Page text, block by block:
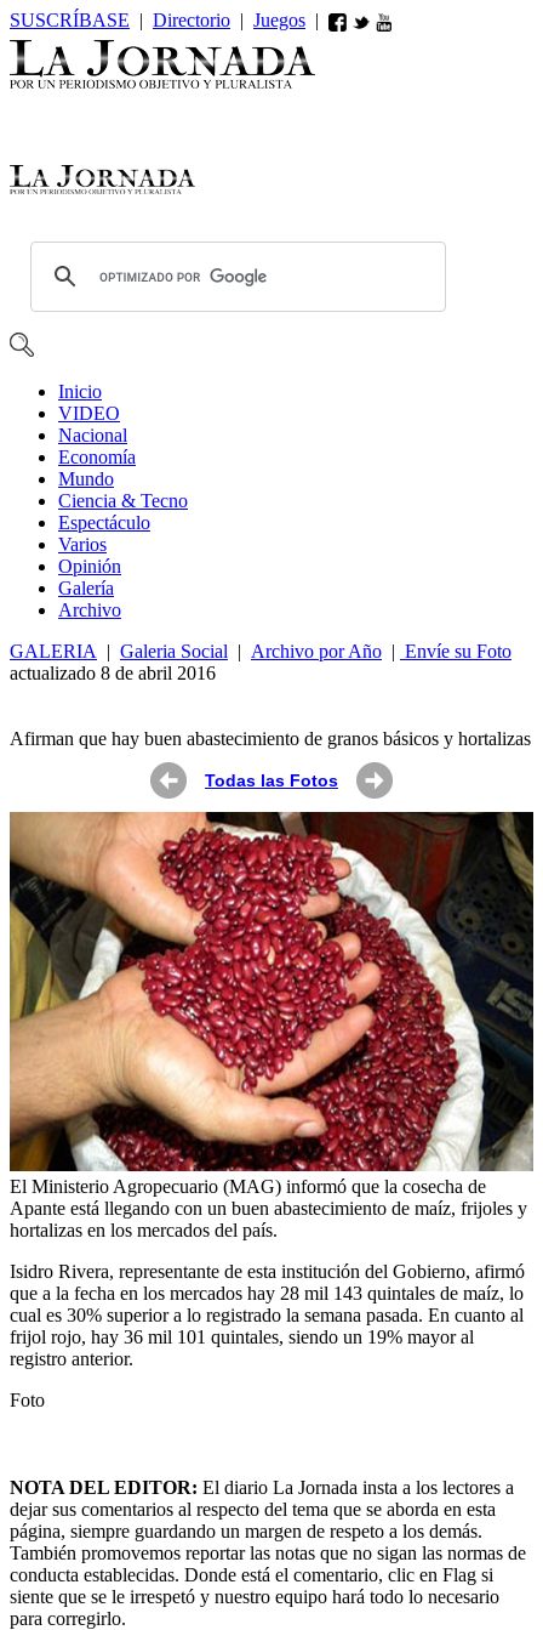
SUSCRÍBASE | Directorio | Juegos |
Inicio
VIDEO
Nacional
Economía
Mundo
Ciencia & Tecno
Espectáculo
Varios
Opinión
Galería
Archivo
GALERIA
| Galeria Social | Archivo por Año | Envíe su Foto
actualizado 8 de abril 2016
Afirman que hay buen abastecimiento de granos básicos y hortalizas
Todas las Fotos
El Ministerio Agropecuario (MAG) informó que la cosecha de
Apante está llegando con un buen abastecimiento de maíz, frijoles y
hortalizas en los mercados del país.
Isidro Rivera, representante de esta institución del Gobierno, afirmó
que a la fecha en los mercados hay 28 mil 143 quintales de maíz, lo
cual es 30% superior a lo registrado la semana pasada. En cuanto al
frijol rojo, hay 36 mil 101 quintales, siendo un 19% mayor al
registro anterior.
Foto
NOTA DEL EDITOR: El diario La Jornada insta a los lectores a
dejar sus comentarios al respecto del tema que se aborda en esta
página, siempre guardando un margen de respeto a los demás.
También promovemos reportar las notas que no sigan las normas de
conducta establecidas. Donde está el comentario, clic en Flag si
siente que se le irrespetó y nuestro equipo hará todo lo necesario
para corregirlo.